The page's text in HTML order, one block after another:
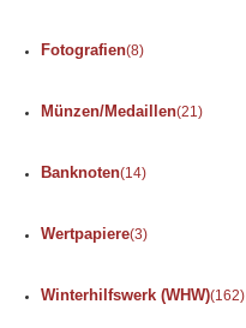
Fotografien(8)
Münzen/Medaillen(21)
Banknoten(14)
Wertpapiere(3)
Winterhilfswerk (WHW)(162)